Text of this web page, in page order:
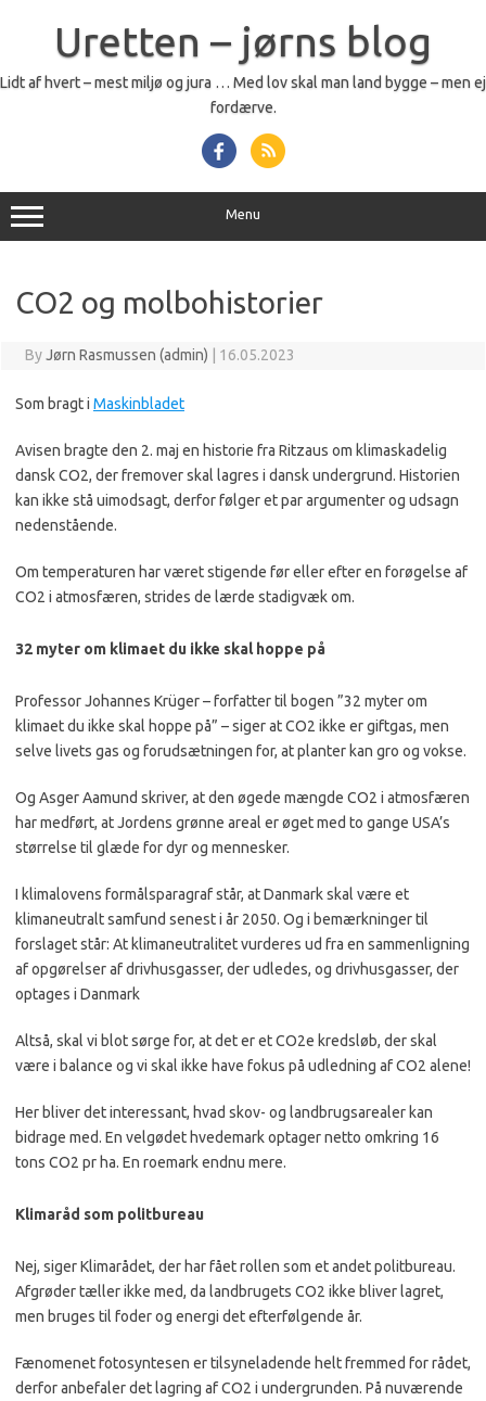
Uretten – jørns blog
Lidt af hvert – mest miljø og jura … Med lov skal man land bygge – men ej
fordærve.
Menu
CO2 og molbohistorier
ByJørn Rasmussen (admin) 16.05.2023
Som bragt i Maskinbladet
Avisen bragte den 2. maj en historie fra Ritzaus om klimaskadelig
dansk CO2, der fremover skal lagres i dansk undergrund. Historien
kan ikke stå uimodsagt, derfor følger et par argumenter og udsagn
nedenstående.
Om temperaturen har været stigende før eller efter en forøgelse af
CO2 i atmosfæren, strides de lærde stadigvæk om.
32 myter om klimaet du ikke skal hoppe på
Professor Johannes Krüger – forfatter til bogen ”32 myter om
klimaet du ikke skal hoppe på” – siger at CO2 ikke er giftgas, men
selve livets gas og forudsætningen for, at planter kan gro og vokse.
Og Asger Aamund skriver, at den øgede mængde CO2 i atmosfæren
har medført, at Jordens grønne areal er øget med to gange USA’s
størrelse til glæde for dyr og mennesker.
I klimalovens formålsparagraf står, at Danmark skal være et
klimaneutralt samfund senest i år 2050. Og i bemærkninger til
forslaget står: At klimaneutralitet vurderes ud fra en sammenligning
af opgørelser af drivhusgasser, der udledes, og drivhusgasser, der
optages i Danmark
Altså, skal vi blot sørge for, at det er et CO2e kredsløb, der skal
være i balance og vi skal ikke have fokus på udledning af CO2 alene!
Her bliver det interessant, hvad skov- og landbrugsarealer kan
bidrage med. En velgødet hvedemark optager netto omkring 16
tons CO2 pr ha. En roemark endnu mere.
Klimaråd som politbureau
Nej, siger Klimarådet, der har fået rollen som et andet politbureau.
Afgrøder tæller ikke med, da landbrugets CO2 ikke bliver lagret,
men bruges til foder og energi det efterfølgende år.
Fænomenet fotosyntesen er tilsyneladende helt fremmed for rådet,
derfor anbefaler det lagring af CO2 i undergrunden. På nuværende